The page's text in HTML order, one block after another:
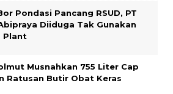
Pondasi Pancang RSUD, PT
Diiduga Tak Gunakan
Plant
Musnahkan 755 Liter Cap
Ratusan Butir Obat Keras